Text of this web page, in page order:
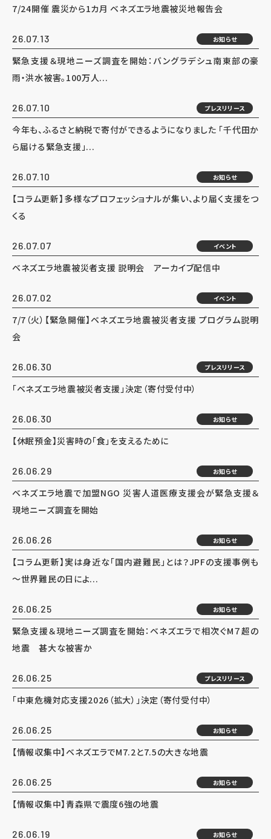
7/24開催 震災から1カ月 ベネズエラ地震被災地報告会
26.07.13 お知らせ
緊急支援＆現地ニーズ調査を開始：バングラデシュ南東部の豪
雨・洪水被害。100万人...
26.07.10 プレスリリース
今年も、ふるさと納税で寄付ができるようになりました 「千代田か
ら届ける緊急支援」...
26.07.10 お知らせ
【コラム更新】多様なプロフェッショナルが集い、より届く支援をつ
くる
26.07.07 イベント
ベネズエラ地震被災者支援 説明会 アーカイブ配信中
26.07.02 イベント
7/7（火）【緊急開催】ベネズエラ地震被災者支援 プログラム説明
会
26.06.30 プレスリリース
「ベネズエラ地震被災者支援」決定（寄付受付中）
26.06.30 お知らせ
【休眠預金】災害時の「食」を支えるために
26.06.29 お知らせ
ベネズエラ地震で加盟NGO 災害人道医療支援会が緊急支援＆
現地ニーズ調査を開始
26.06.26 お知らせ
【コラム更新】実は身近な「国内避難民」とは？JPFの支援事例も
～世界難民の日によ...
26.06.25 お知らせ
緊急支援＆現地ニーズ調査を開始：ベネズエラで相次ぐM７超の
地震 甚大な被害か
26.06.25 プレスリリース
「中東危機対応支援2026（拡大）」決定（寄付受付中）
26.06.25 お知らせ
【情報収集中】ベネズエラでM7.2と7.5の大きな地震
26.06.25 お知らせ
【情報収集中】青森県で震度6強の地震
26.06.19 お知らせ